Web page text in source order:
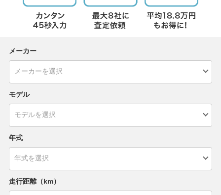
メーカー
モデル
年式
走行距離（km）